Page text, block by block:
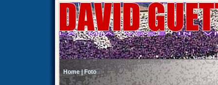
Home | Foto